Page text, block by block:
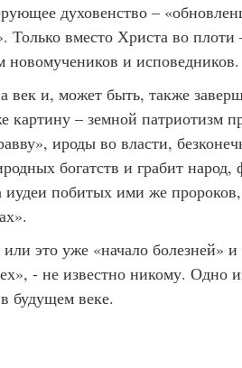
духовенство –
вместо Христа во плоти
и исповедников.
век и, может быть, также
– земной патриотизм
ироды во власти,
богатств и грабит народ,
побитых ими же
это уже «начало болезней» и
- не известно никому. Одно
будущем веке.